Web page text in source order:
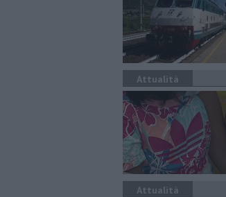
Attualità
Attualità